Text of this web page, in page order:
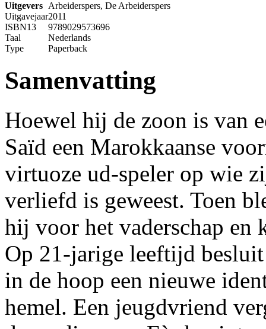
Uitgevers Arbeiderspers, De Arbeiderspers
Uitgavejaar2011
ISBN13
9789029573696
Taal
Nederlands
Type
Paperback
Samenvatting
Hoewel hij de zoon is van
Saïd een Marokkaanse
virtuoze ud-speler op wie
verliefd is geweest. Toen
hij voor het vaderschap en
Op 21-jarige leeftijd
in de hoop een nieuwe
hemel. Een jeugdvriend